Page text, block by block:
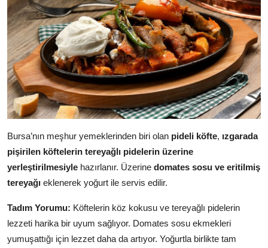
Bursa’nın meşhur yemeklerinden biri olan pideli köfte, ızgarada
pişirilen köftelerin tereyağlı pidelerin üzerine
yerleştirilmesiyle hazırlanır. Üzerine domates sosu ve eritilmiş
tereyağı eklenerek yoğurt ile servis edilir.
Tadım Yorumu: Köftelerin köz kokusu ve tereyağlı pidelerin
lezzeti harika bir uyum sağlıyor. Domates sosu ekmekleri
yumuşattığı için lezzet daha da artıyor. Yoğurtla birlikte tam